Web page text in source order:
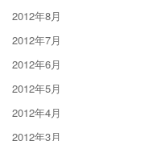
2012年8月
2012年7月
2012年6月
2012年5月
2012年4月
2012年3月